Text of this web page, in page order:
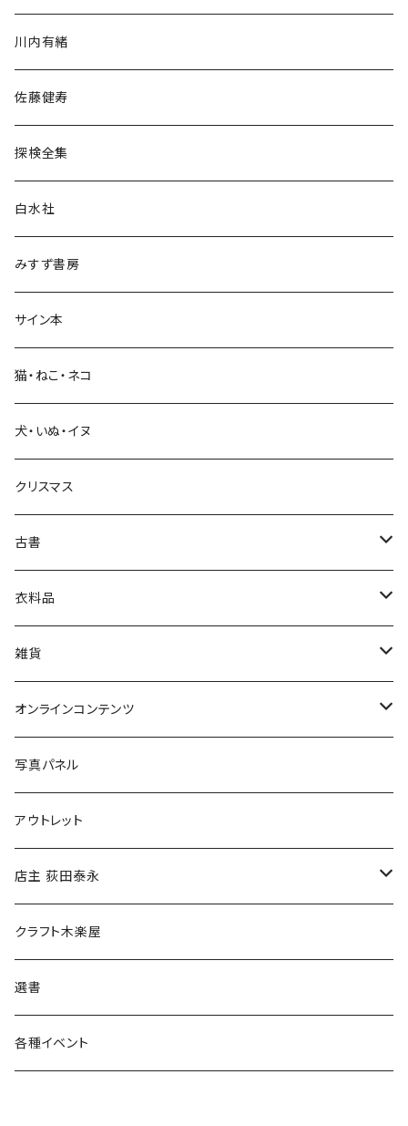
民族・風習
言語・ことば
生活・暮らし
芸術・絵画・写真
絵本・児童書
娯楽・エンターテインメント
川内有緒
佐藤健寿
探検全集
白水社
みすず書房
サイン本
猫・ねこ・ネコ
犬・いぬ・イヌ
クリスマス
古書
古書セット
美術
衣料品
POLEWARDS
Tシャツ
雑貨
バッグ
ブックカバー
マグカップ
傘
食料品
その他
オンラインコンテンツ
冒険クロストーク
写真パネル
アウトレット
店主 荻田泰永
書籍
ウェア
クラフト木楽屋
選書
各種イベント